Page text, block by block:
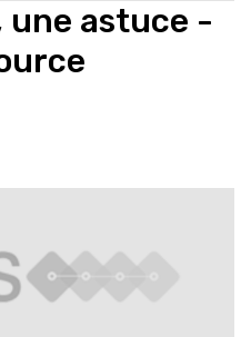
une astuce -